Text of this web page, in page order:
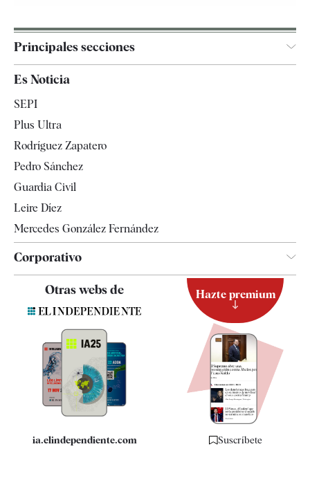
Principales secciones
Televisión
Es Noticia
SEPI
Plus Ultra
Rodríguez Zapatero
Pedro Sánchez
Guardia Civil
Leire Díez
Mercedes González Fernández
Corporativo
Quiénes somos
Especificaciones
Otras webs de
ia.elindependiente.com
Hazte premium
Suscríbete